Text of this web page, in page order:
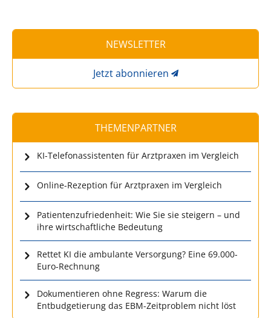
NEWSLETTER
Jetzt abonnieren
THEMENPARTNER
KI-Telefonassistenten für Arztpraxen im Vergleich
Online-Rezeption für Arztpraxen im Vergleich
Patientenzufriedenheit: Wie Sie sie steigern – und
ihre wirtschaftliche Bedeutung
Rettet KI die ambulante Versorgung? Eine 69.000-
Euro-Rechnung
Dokumentieren ohne Regress: Warum die
Entbudgetierung das EBM-Zeitproblem nicht löst